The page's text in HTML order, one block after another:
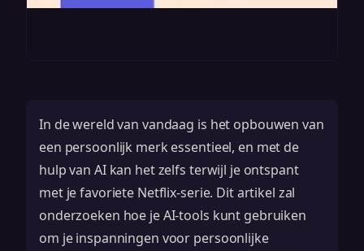
In de wereld van vandaag is het opbouwen van
een persoonlijk merk essentieel, en met de
hulp van AI kan het zelfs terwijl je ontspant
met je favoriete Netflix-serie. Dit artikel zal
onderzoeken hoe je AI-tools kunt gebruiken
om je inspanningen voor persoonlijke